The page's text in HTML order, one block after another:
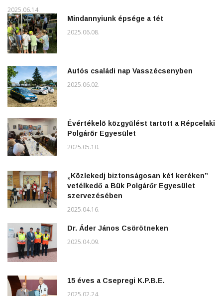
2025.06.14.
Mindannyiunk épsége a tét
2025.06.08.
Autós családi nap Vasszécsenyben
2025.06.02.
Évértékelő közgyűlést tartott a Répcelaki
Polgárőr Egyesület
2025.05.10.
„Közlekedj biztonságosan két keréken”
vetélkedő a Bük Polgárőr Egyesület
szervezésében
2025.04.16.
Dr. Áder János Csörötneken
2025.04.09.
15 éves a Csepregi K.P.B.E.